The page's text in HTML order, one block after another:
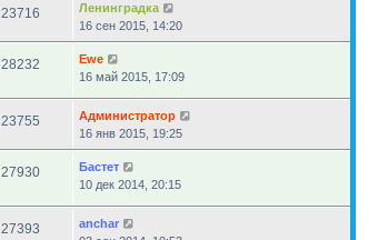
23716
Ленинградка
16 сен 2015, 14:20
28232
Ewe
16 май 2015, 17:09
23755
Администратор
16 янв 2015, 19:25
27930
Бастет
10 дек 2014, 20:15
27393
anchar